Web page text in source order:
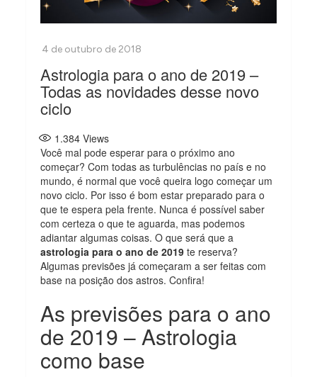
Astrologia para o ano de 2019 –
Todas as novidades desse novo
ciclo
1.384 Views
Você mal pode esperar para o próximo ano
começar? Com todas as turbulências no país e no
mundo, é normal que você queira logo começar um
novo ciclo. Por isso é bom estar preparado para o
que te espera pela frente. Nunca é possível saber
com certeza o que te aguarda, mas podemos
adiantar algumas coisas. O que será que a
astrologia para o ano de 2019 te reserva?
Algumas previsões já começaram a ser feitas com
base na posição dos astros. Confira!
As previsões para o ano
de 2019 – Astrologia
como base